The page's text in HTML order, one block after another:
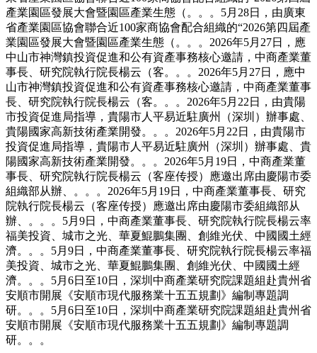
產業園區發展大會暨園區產業生態（。。。5月28日，由廣東
省產業園區協會聯合近100家商協會配合組織的“2026第四屆產
業園區發展大會暨園區產業生態（。。。2026年5月27日，應
中山市神灣鎮投資促進和公有資產事務核心邀請，中商產業董
事長、研究院執行院長楊云（客。。。2026年5月27日，應中
山市神灣鎮投資促進和公有資產事務核心邀請，中商產業董事
長、研究院執行院長楊云（客。。。2026年5月22日，由貴陽
市投資促進局指導，貴陽市人平易近駐廣州（深圳）辦事處、
貴陽國家高新技術產業開發。。。2026年5月22日，由貴陽市
投資促進局指導，貴陽市人平易近駐廣州（深圳）辦事處、貴
陽國家高新技術產業開發。。。2026年5月19日，中商產業董
事長、研究院執行院長楊云（客座传授）應邀出席由慶陽市委
組織部从辦、。。。2026年5月19日，中商產業董事長、研究
院執行院長楊云（客座传授）應邀出席由慶陽市委組織部从
辦、。。。5月9日，中商產業董事長、研究院執行院長楊云率
福美投資、城市之光、華夏鯤鵬集團、創維光伏、中國國土經
濟。。。5月9日，中商產業董事長、研究院執行院長楊云率福
美投資、城市之光、華夏鯤鵬集團、創維光伏、中國國土經
濟。。。5月6日至10日，深圳中商產業研究院課題組赴貴州省
安順市開展《安順市現代服務業十五五規劃》編制專題調
研。。。5月6日至10日，深圳中商產業研究院課題組赴貴州省
安順市開展《安順市現代服務業十五五規劃》編制專題調
研。。。